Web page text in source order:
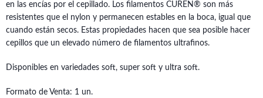
en las encías por el cepillado. Los filamentos CUREN® son más
resistentes que el nylon y permanecen estables en la boca, igual que
cuando están secos. Estas propiedades hacen que sea posible hacer
cepillos que un elevado número de filamentos ultrafinos.
Disponibles en variedades soft, super soft y ultra soft.
Formato de Venta: 1 un.